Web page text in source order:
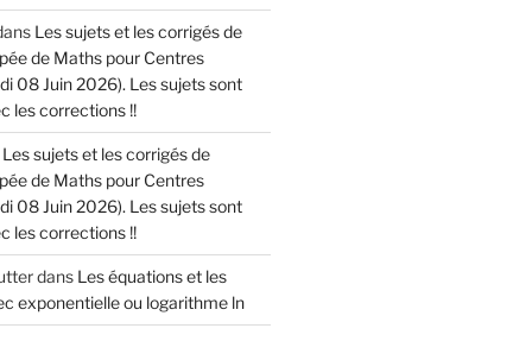
Les sujets et les corrigés de
de Maths pour Centres
08 Juin 2026). Les sujets sont
les corrections !!
Les sujets et les corrigés de
de Maths pour Centres
08 Juin 2026). Les sujets sont
les corrections !!
dans Les équations et les
exponentielle ou logarithme ln